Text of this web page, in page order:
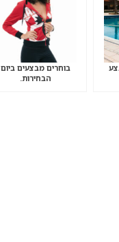
בוחרים מבצעים ביום
הבחירות.